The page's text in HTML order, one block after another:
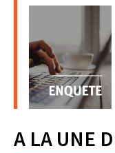
A LA UNE